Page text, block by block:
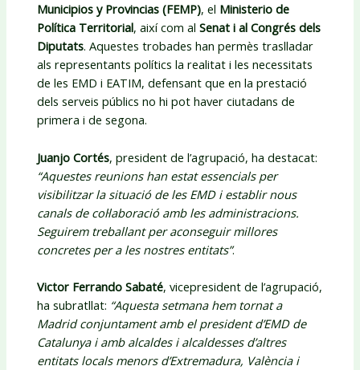
Municipios y Provincias (FEMP), el Ministerio de
Política Territorial, així com alSenat i al Congrés dels
Diputats. Aquestes trobades han permès traslladar
als representants polítics la realitat i les necessitats
de les EMD i EATIM, defensant que en la prestació
dels serveis públics no hi pot haver ciutadans de
primera i de segona.
Juanjo Cortés, president de l’agrupació, ha destacat:
“Aquestes reunions han estat essencials per
visibilitzar la situació de les EMD i establir nous
canals de col·laboració amb les administracions.
Seguirem treballant per aconseguir millores
concretes per a les nostres entitats”.
Victor Ferrando Sabaté, vicepresident de l’agrupació,
ha subratllat: “Aquesta setmana hem tornat a
Madrid conjuntament amb el president d’EMD de
Catalunya i amb alcaldes i alcaldesses d’altres
entitats locals menors d’Extremadura, València i